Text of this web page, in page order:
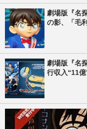
劇場版『名
の影、「毛
劇場版『名
行収入“11